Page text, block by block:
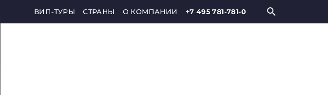
ВИП-ТУРЫ СТРАНЫ О КОМПАНИИ +7 495 781-781-0